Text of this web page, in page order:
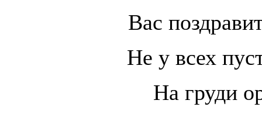
Вас
Не у всех
На груди